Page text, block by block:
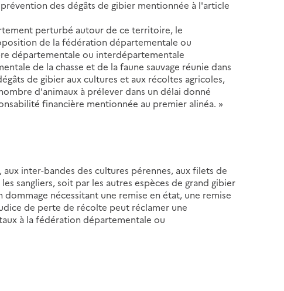
des dégâts de gibier mentionnée à l'article
perturbé autour de ce territoire, le
de la fédération départementale ou
départementale ou interdépartementale
de la chasse et de la faune sauvage réunie dans
de gibier aux cultures et aux récoltes agricoles,
d'animaux à prélever dans un délai donné
financière mentionnée au premier alinéa. »
aux inter-bandes des cultures pérennes, aux filets de
sangliers, soit par les autres espèces de grand gibier
nécessitant une remise en état, une remise
de perte de récolte peut réclamer une
à la fédération départementale ou